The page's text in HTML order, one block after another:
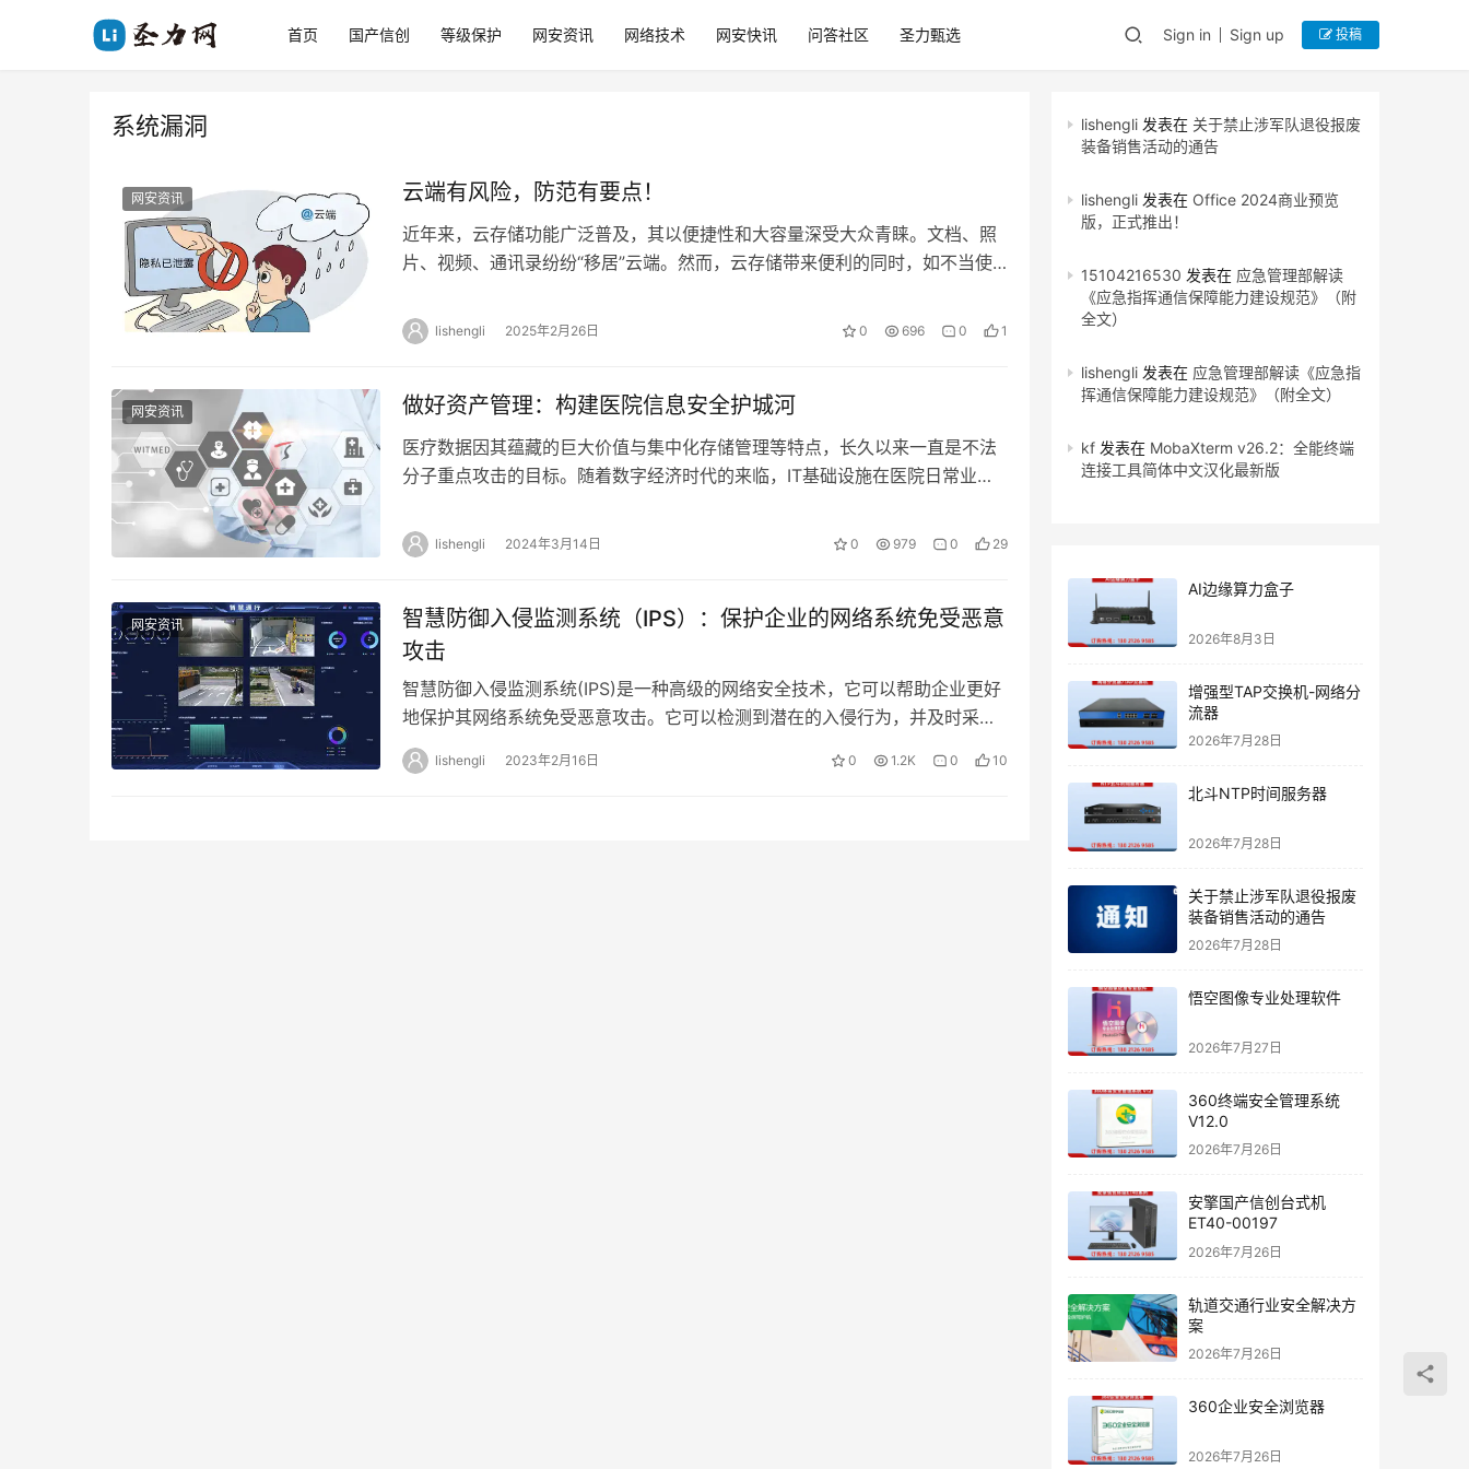
首页 国产信创 等级保护 网安资讯 网络技术 网安快讯 问答社区 圣力甄选 Sign in Sign up 投稿
系统漏洞
网安资讯 云端有风险，防范有要点！
近年来，云存储功能广泛普及，其以便捷性和大容量深受大众青睐。文档、照
片、视频、通讯录纷纷“移居”云端。然而，云存储带来便利的同时，如不当使
lishengli 2025年2月26日 0 696 0 1
网安资讯 做好资产管理：构建医院信息安全护城河
医疗数据因其蕴藏的巨大价值与集中化存储管理等特点，长久以来一直是不法
分子重点攻击的目标。随着数字经济时代的来临，IT基础设施在医院日常业务
lishengli 2024年3月14日 0 979 0 29
网安资讯
智慧防御入侵监测系统（IPS）：保护企业的网络系统免受恶意
攻击
智慧防御入侵监测系统(IPS)是一种高级的网络安全技术，它可以帮助企业更好
地保护其网络系统免受恶意攻击。它可以检测到潜在的入侵行为，并及时采取
措施阻止入侵者进一步攻击网络系统。 …
lishengli 2023年2月16日 0 1.2K 0 10
lishengli 发表在 关于禁止涉军队退役报废
装备销售活动的通告
lishengli 发表在 Office 2024商业预览
版，正式推出！
15104216530 发表在 应急管理部解读
《应急指挥通信保障能力建设规范》（附
全文）
lishengli 发表在 应急管理部解读《应急指
挥通信保障能力建设规范》（附全文）
kf 发表在 MobaXterm v26.2：全能终端
连接工具简体中文汉化最新版
AI边缘算力盒子
2026年8月3日
增强型TAP交换机-网络分
流器
2026年7月28日
北斗NTP时间服务器
2026年7月28日
关于禁止涉军队退役报废
装备销售活动的通告
2026年7月28日
悟空图像专业处理软件
2026年7月27日
360终端安全管理系统
V12.0
2026年7月26日
安擎国产信创台式机
ET40-00197
2026年7月26日
轨道交通行业安全解决方
案
2026年7月26日
360企业安全浏览器
2026年7月26日